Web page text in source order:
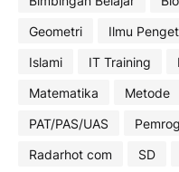
Geometri
Ilmu
Islami
IT Training
Matematika
Metode
PAT/PAS/UAS
Radarhot com
SD